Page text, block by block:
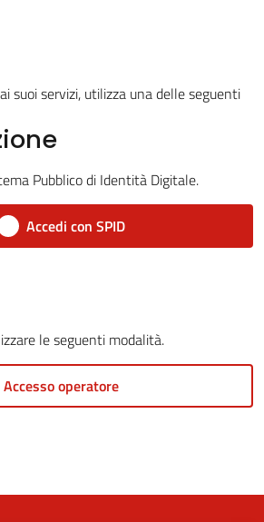
suoi servizi, utilizza una delle seguenti
Pubblico di Identità Digitale.
Accedi con SPID
le seguenti modalità.
Accesso operatore